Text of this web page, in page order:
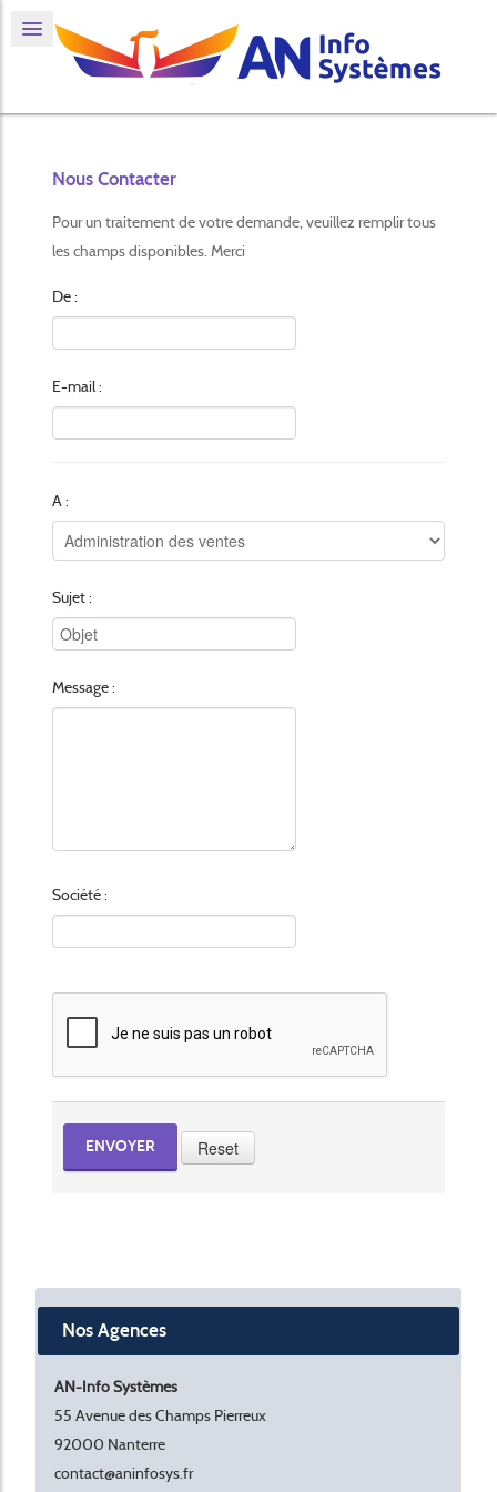
Nous Contacter
Pour un traitement de votre demande, veuillez remplir tous
les champs disponibles. Merci
De :
E-mail :
A :
Sujet :
Message :
Société :
ENVOYER Reset
Nos Agences
AN-Info Systèmes
55 Avenue des Champs Pierreux
92000 Nanterre
contact@aninfosys.fr